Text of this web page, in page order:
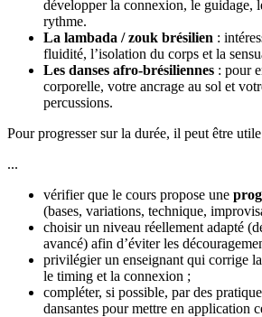
développer la connexion, le guidage,
rythme.
La lambada / zouk brésilien :
fluidité, l’isolation du corps et la
Les danses afro-brésiliennes : pour
corporelle, votre ancrage au sol et
percussions.
Pour progresser sur la durée, il peut être
...
vérifier que le cours propose une
(bases, variations, technique,
choisir un niveau réellement adapté
avancé) afin d’éviter les
privilégier un enseignant qui corrige
le timing et la connexion ;
compléter, si possible, par des
dansantes pour mettre en application